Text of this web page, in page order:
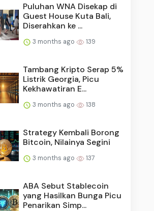
Puluhan WNA Disekap di
Guest House Kuta Bali,
Diserahkan ke ...
3 months ago 139
Tambang Kripto Serap 5%
Listrik Georgia, Picu
Kekhawatiran E...
3 months ago 138
Strategy Kembali Borong
Bitcoin, Nilainya Segini
3 months ago 137
ABA Sebut Stablecoin
yang Hasilkan Bunga Picu
Penarikan Simp...